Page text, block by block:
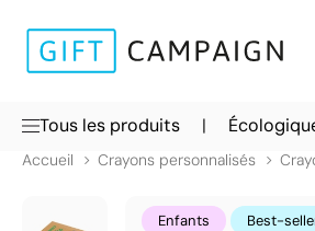
Tous les produits |
Accueil Crayons personnalisés
Enfants Best-